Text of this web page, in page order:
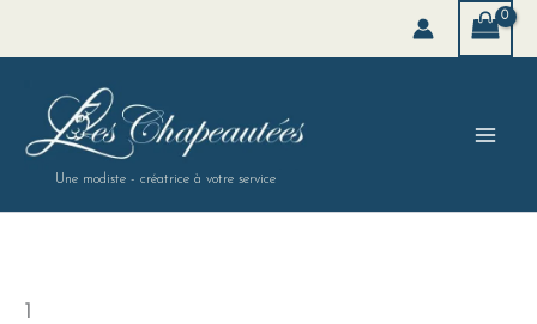
contenu
Une modiste - créatrice à votre service
1